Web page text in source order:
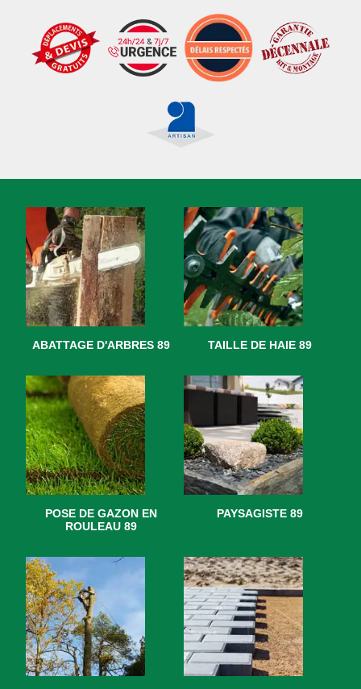
ABATTAGE D'ARBRES 89 TAILLE DE HAIE 89
POSE DE GAZON EN
ROULEAU 89
PAYSAGISTE 89